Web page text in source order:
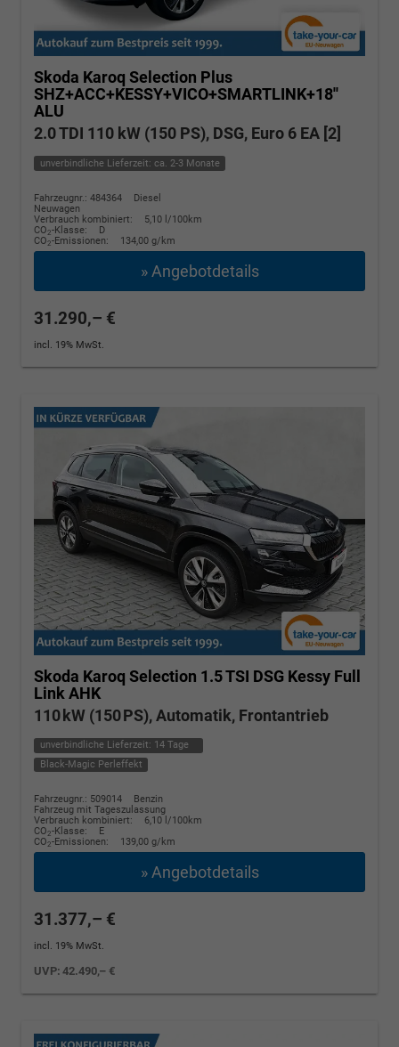
Skoda Karoq Selection Plus
SHZ+ACC+KESSY+VICO+SMARTLINK+18''
ALU
2.0 TDI 110 kW (150 PS), DSG, Euro 6 EA [2]
unverbindliche Lieferzeit: ca. 2-3 Monate
Fahrzeugnr.: 484364
Diesel
Neuwagen
Verbrauch kombiniert:
5,10 l/100km
CO2-Klasse:
D
CO2-Emissionen: 134,00 g/km
» Angebotdetails
31.290,– €
incl. 19% MwSt.
Skoda Karoq Selection 1.5 TSI DSG Kessy Full
Link AHK
110 kW (150 PS), Automatik, Frontantrieb
unverbindliche Lieferzeit: 14 Tage
Black-Magic Perleffekt
Fahrzeugnr.: 509014
Benzin
Fahrzeug mit Tageszulassung
Verbrauch kombiniert:
6,10 l/100km
CO2-Klasse:
E
CO2-Emissionen: 139,00 g/km
» Angebotdetails
31.377,– €
incl. 19% MwSt.
UVP:42.490,– €